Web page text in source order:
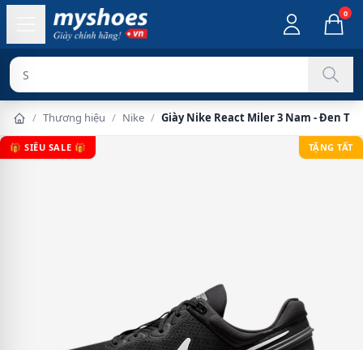
0
Sản phẩm ch
/ Thương hiệu / Nike / Giày Nike React Miler 3 Nam - Đen
🎁 SIÊU SALE 🎁 TẶNG TẤT